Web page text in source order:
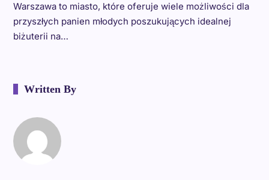
Warszawa to miasto, które oferuje wiele możliwości dla
przyszłych panien młodych poszukujących idealnej
biżuterii na…
Written By